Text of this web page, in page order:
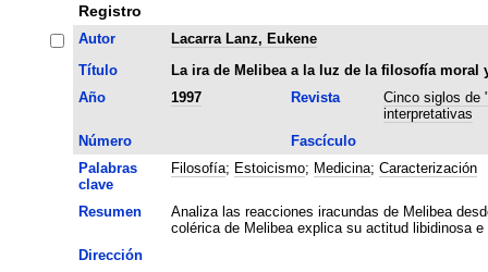
Registro
Autor
Lacarra Lanz, Eukene
Título
La ira de Melibea a la luz de la filosofía moral
Año
1997 Revista
Cinco siglos de
interpretativas
Número
Fascículo
Palabras
clave
Filosofía; Estoicismo; Medicina; Caracterización
Resumen
Analiza las reacciones iracundas de Melibea
colérica de Melibea explica su actitud libidinosa e
Dirección